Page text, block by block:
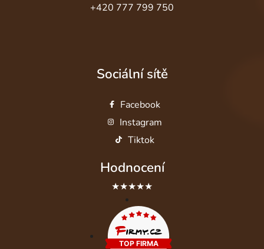
+420 777 799 750
Sociální sítě
Facebook
Instagram
Tiktok
Hodnocení
★★★★★